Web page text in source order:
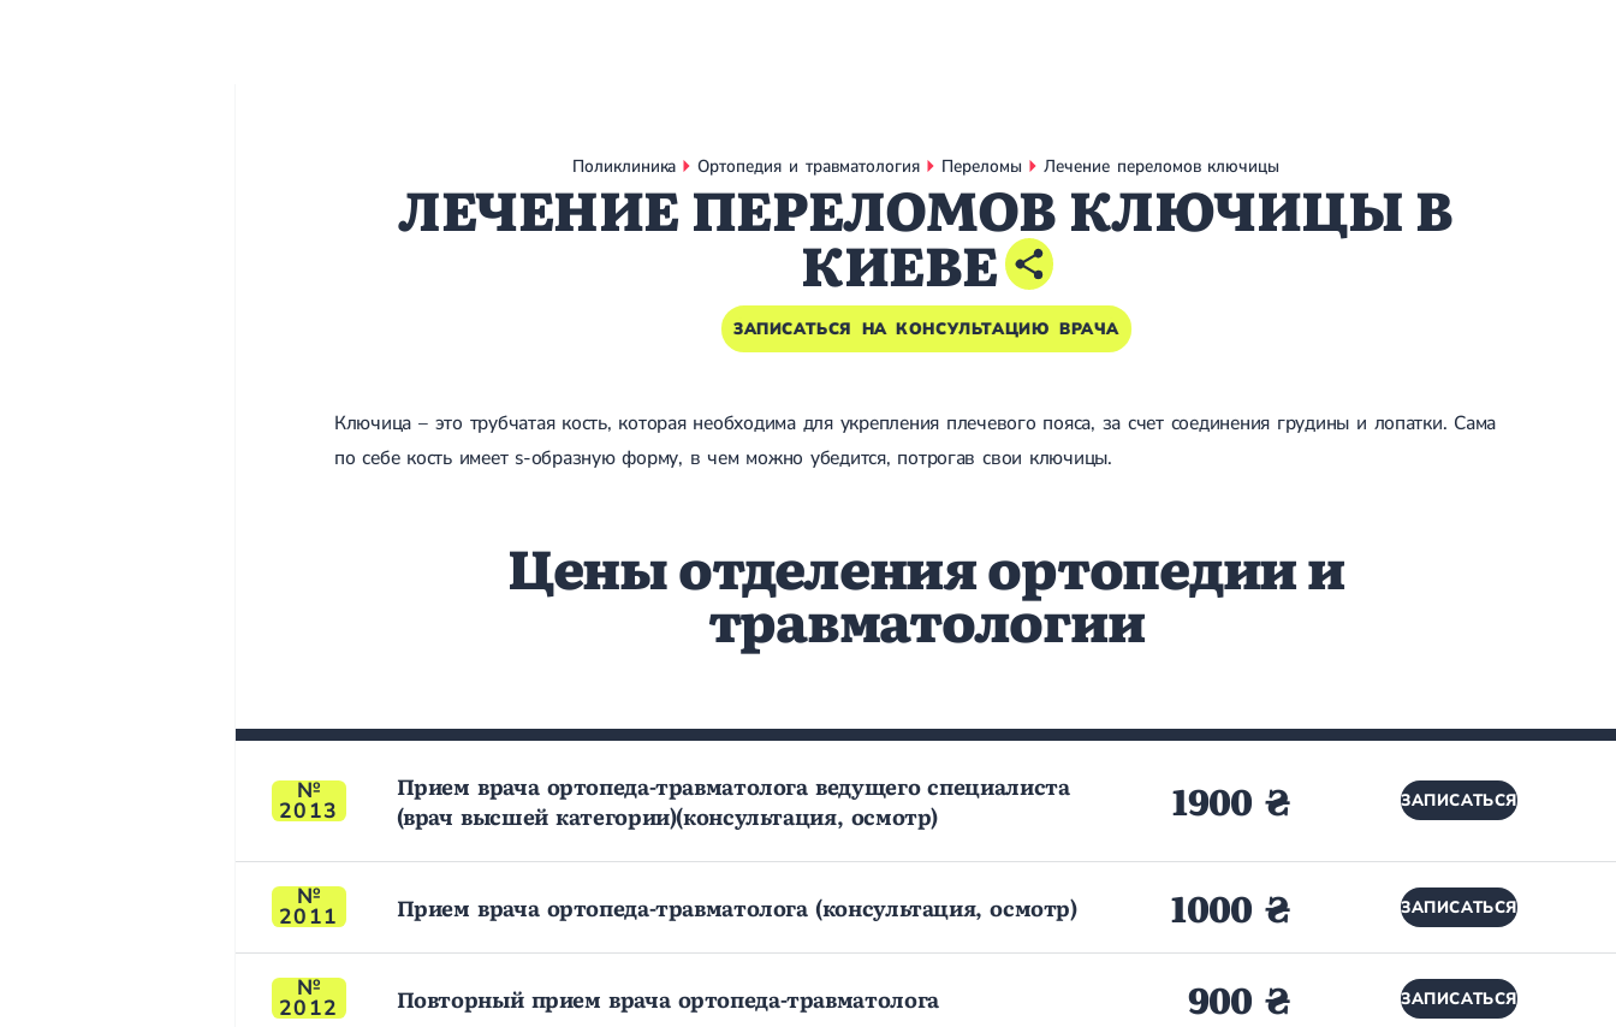
Поликлиника Ортопедия и травматология Переломы Лечение переломов ключицы
ЛЕЧЕНИЕ ПЕРЕЛОМОВ КЛЮЧИЦЫ В
КИЕВЕ
ЗАПИСАТЬСЯ НА КОНСУЛЬТАЦИЮ ВРАЧА
Ключица – это трубчатая кость, которая необходима для укрепления плечевого пояса, за счет соединения грудины и лопатки. Сама
по себе кость имеет s-образную форму, в чем можно убедится, потрогав свои ключицы.
Цены отделения ортопедии и
травматологии
2013
Прием врача ортопеда-травматолога ведущего специалиста
(врач высшей категории)(консультация, осмотр)
1900 ₴ ЗАПИСАТЬСЯ
2011 Прием врача ортопеда-травматолога (консультация, осмотр) 1000 ₴ ЗАПИСАТЬСЯ
2012 Повторный прием врача ортопеда-травматолога 900 ₴ ЗАПИСАТЬСЯ